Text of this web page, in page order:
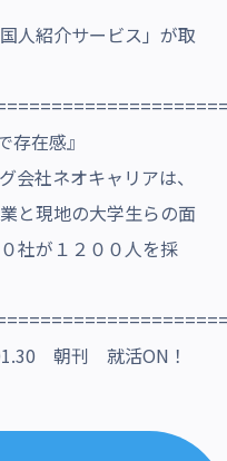
人紹介サービス」が取
在感』
会社ネオキャリアは、
と現地の⼤学⽣らの⾯
社が１２００⼈を採
朝刊 就活ON！